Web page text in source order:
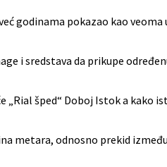
godinama pokazao kao veoma
i sredstava da prikupe
šped“ Doboj Istok a kako
metara, odnosno prekid